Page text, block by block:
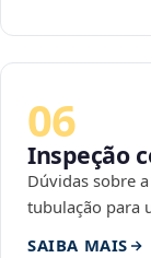
06
Inspeção
Dúvidas sobre
tubulação para
SAIBA MAIS